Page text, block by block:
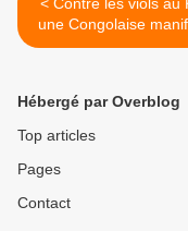
une Congolaise
nue en occident -
Hébergé par Overblog
Top articles
Pages
Contact